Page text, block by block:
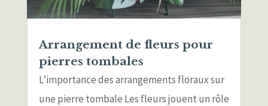
Arrangement de fleurs pour
pierres tombales
L’importance des arrangements floraux sur
une pierre tombale Les fleurs jouent un rôle